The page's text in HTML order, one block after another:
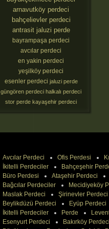
arnavutköy perdeci
bahçelievler perdeci
antrasit jaluzi perde
bayrampaşa perdeci
avcılar perdeci
en yakin perdeci
yeşilköy perdeci
esenler perdeci jaluzi perde
güngören perdeci halkalı perdeci
stor perde kayaşehir perdeci
Avcılar Perdeci Ofis Perdesi
İkitelli Perdeciler
Bahçeşehir
Büro Perdesi
Ataşehir Perdeci
Bağcılar Perdeciler
Mecidiyeköy
Maslak Perdeci
Şirinevler Perdeci
Beylikdüzü Perdeci
Eyüp Perdeci
İkitelli Perdeciler
Perde
Esenyurt Perdeci
Bakırköy